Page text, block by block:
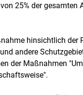
25% der gesamten
hinsichtlich der
andere
der Maßnahmen